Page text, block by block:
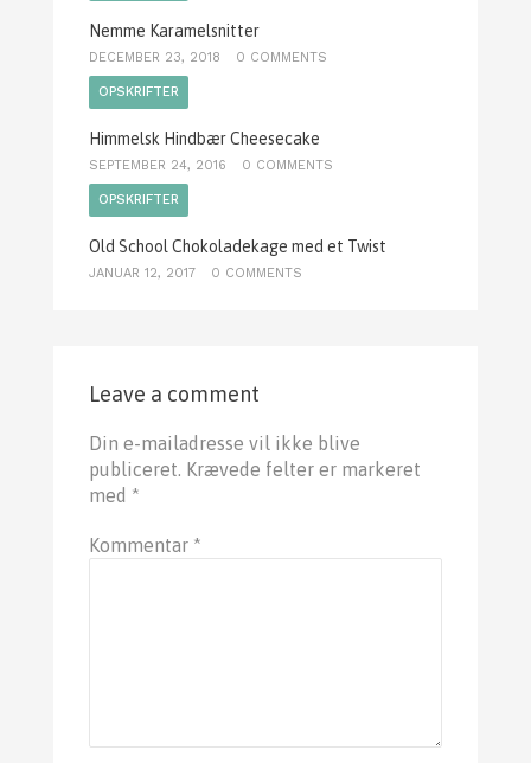
Nemme Karamelsnitter
DECEMBER 23, 2018 0 COMMENTS
OPSKRIFTER
Himmelsk Hindbær Cheesecake
SEPTEMBER 24, 2016 0 COMMENTS
OPSKRIFTER
Old School Chokoladekage med et Twist
JANUAR 12, 2017 0 COMMENTS
Leave a comment
Din e-mailadresse vil ikke blive
publiceret. Krævede felter er markeret
med *
Kommentar *